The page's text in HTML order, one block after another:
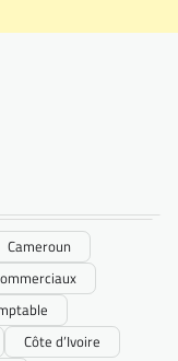
Cameroun
Côte d’Ivoire